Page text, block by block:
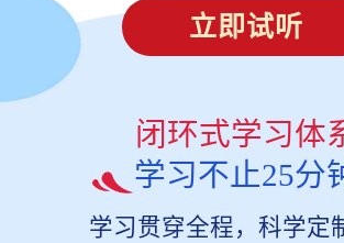
立即试听
闭环式学习体
学习不止25分
学习贯穿全程，科学定